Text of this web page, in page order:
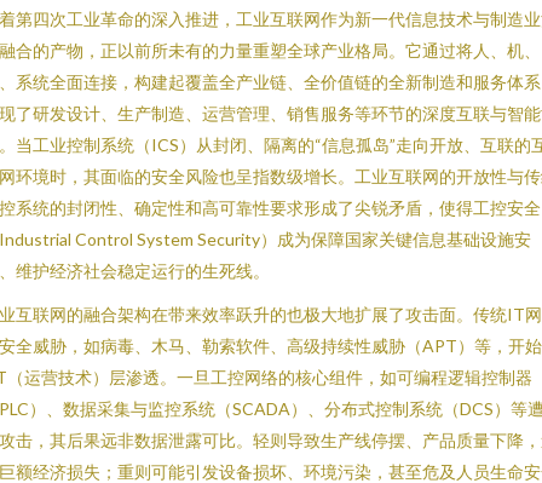
第四次工业革命的深入推进，工业互联网作为新一代信息技术与制造
合的产物，正以前所未有的力量重塑全球产业格局。它通过将人、机、
系统全面连接，构建起覆盖全产业链、全价值链的全新制造和服务体
了研发设计、生产制造、运营管理、销售服务等环节的深度互联与智
当工业控制系统（ICS）从封闭、隔离的“信息孤岛”走向开放、互联的
环境时，其面临的安全风险也呈指数级增长。工业互联网的开放性与
系统的封闭性、确定性和高可靠性要求形成了尖锐矛盾，使得工控安全
Control System Security）成为保障国家关键信息基础设施安
维护经济社会稳定运行的生死线。
互联网的融合架构在带来效率跃升的也极大地扩展了攻击面。传统IT
全威胁，如病毒、木马、勒索软件、高级持续性威胁（APT）等，开
（运营技术）层渗透。一旦工控网络的核心组件，如可编程逻辑控制器
）、数据采集与监控系统（SCADA）、分布式控制系统（DCS）等
击，其后果远非数据泄露可比。轻则导致生产线停摆、产品质量下降
额经济损失；重则可能引发设备损坏、环境污染，甚至危及人员生命